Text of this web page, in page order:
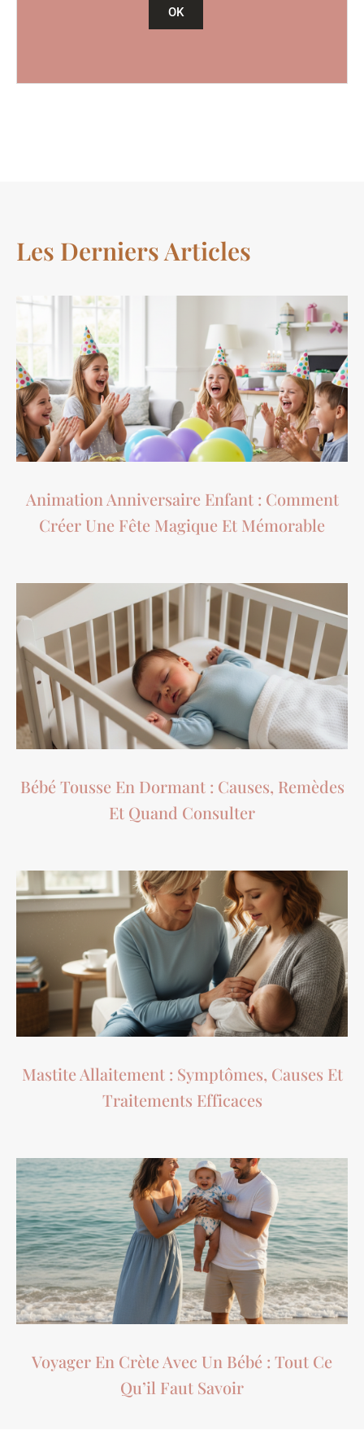
OK
Les Derniers Articles
Animation Anniversaire Enfant : Comment
Créer Une Fête Magique Et Mémorable
Bébé Tousse En Dormant : Causes, Remèdes
Et Quand Consulter
Mastite Allaitement : Symptômes, Causes Et
Traitements Efficaces
Voyager En Crète Avec Un Bébé : Tout Ce
Qu’il Faut Savoir